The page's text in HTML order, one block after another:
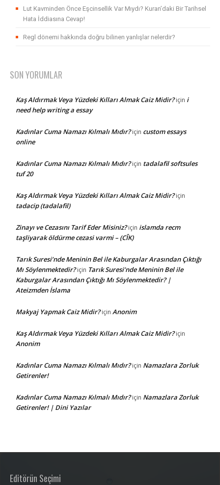
Lut Kavminden Önce Eşcinsellik Var Mıydı? Kuran’daki Bir Tarihsel
Hata İddiasına Cevap!
Regl dönemi hakkında doğru bilinen yanlışlar nelerdir?
SON YORUMLAR
Kaş Aldırmak Veya Yüzdeki Kılları Almak Caiz Midir?için i
need help writing a essay
Kadınlar Cuma Namazı Kılmalı Mıdır?için custom essays
online
Kadınlar Cuma Namazı Kılmalı Mıdır?için tadalafil softsules
tuf 20
Kaş Aldırmak Veya Yüzdeki Kılları Almak Caiz Midir?için
tadacip (tadalafil)
Zinayı ve Cezasını Tarif Eder Misiniz?için islamda recm
taşliyarak öldürme cezasi varmi – (CÎK)
Tarık Suresi’nde Meninin Bel ile Kaburgalar Arasından Çıktığı
Mı Söylenmektedir?için Tarık Suresi’nde Meninin Bel ile
Kaburgalar Arasından Çıktığı Mı Söylenmektedir? |
Ateizmden İslama
Makyaj Yapmak Caiz Midir?için Anonim
Kaş Aldırmak Veya Yüzdeki Kılları Almak Caiz Midir?için
Anonim
Kadınlar Cuma Namazı Kılmalı Mıdır?için Namazlara Zorluk
Getirenler!
Kadınlar Cuma Namazı Kılmalı Mıdır?için Namazlara Zorluk
Getirenler! | Dini Yazılar
Editörün Seçimi